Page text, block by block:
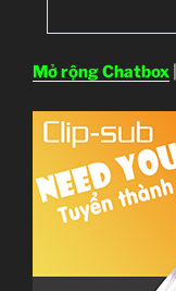
Mở rộng Chatbox